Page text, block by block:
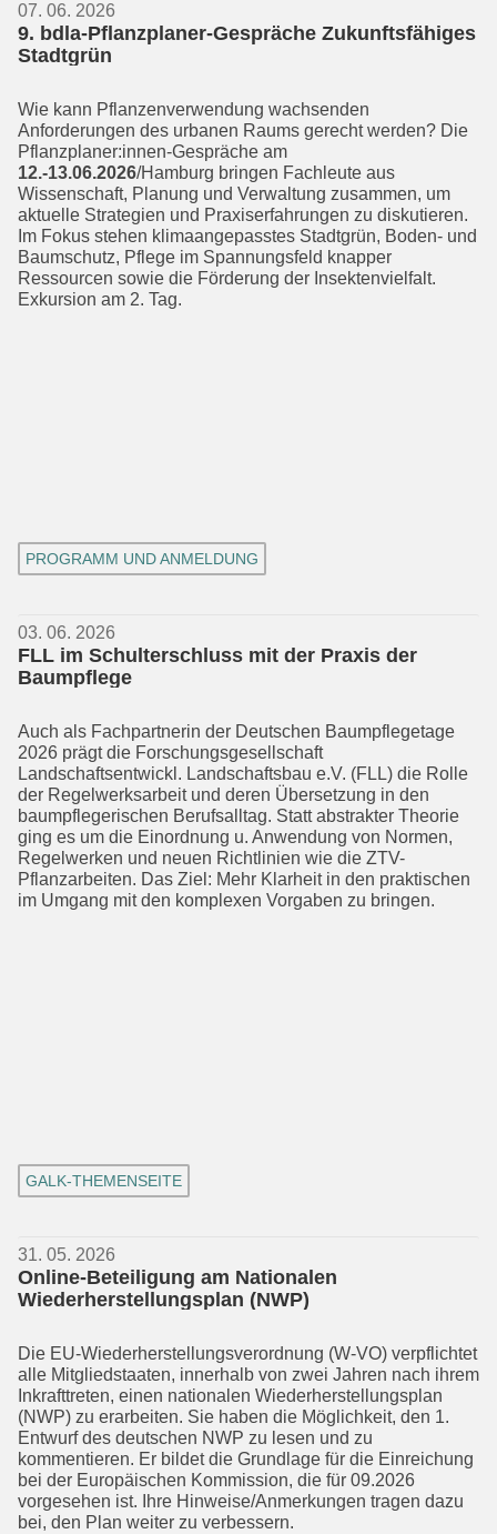
07. 06. 2026
9. bdla-Pflanzplaner-Gespräche Zukunftsfähiges
Stadtgrün
Wie kann Pflanzenverwendung wachsen­den
Anforderungen des urbanen Raums gerecht werden? Die
Pflanzplaner:innen-Gespräche am
12.-13.06.2026/Hamburg bringen Fachleute aus
Wissenschaft, Pla­nung und Verwaltung zusammen, um
aktuelle Strategien und Praxiserfahrun­gen zu diskutieren.
Im Fokus stehen klimaangepasstes Stadtgrün, Boden- und
Baumschutz, Pflege im Spannungsfeld knapper
Ressourcen sowie die Förderung der Insektenvielfalt.
Exkursion am 2. Tag.
PROGRAMM UND ANMELDUNG
03. 06. 2026
FLL im Schulterschluss mit der Praxis der
Baumpflege
Auch als Fachpartnerin der Deutschen Baumpflegetage
2026 prägt die Forsch­ungsgesellschaft
Landschaftsentwickl. Landschaftsbau e.V. (FLL) die Rolle
der Regelwerksarbeit und deren Übersetzung in den
baumpflegerischen Berufsalltag. Statt abstrakter Theorie
ging es um die Einordnung u. Anwendung von Normen,
Regelwerken und neuen Richtlinien wie die ZTV-
Pflanzarbeiten. Das Ziel: Mehr Klarheit in den praktischen
im Umgang mit den komplexen Vorgaben zu bringen.
GALK-THEMENSEITE
31. 05. 2026
Online-Beteiligung am Nationalen
Wiederherstellungsplan (NWP)
Die EU-Wiederherstellungsverordnung (W-VO) verpflichtet
alle Mitgliedstaaten, innerhalb von zwei Jahren nach ihrem
Inkrafttreten, einen nationalen Wieder­herstellungsplan
(NWP) zu erarbeiten. Sie haben die Möglichkeit, den 1.
Entwurf des deutschen NWP zu lesen und zu
kommentieren. Er bildet die Grundlage für die Einreichung
bei der Europäischen Kommission, die für 09.2026
vorgesehen ist. Ihre Hinweise/Anmerkungen tragen dazu
bei, den Plan weiter zu verbessern.